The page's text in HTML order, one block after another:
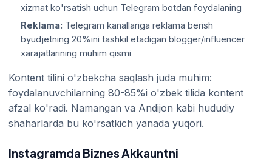
xizmat ko'rsatish uchun Telegram botdan foydalaning
Reklama: Telegram kanallariga reklama berish
byudjetning 20%ini tashkil etadigan blogger/influencer
xarajatlarining muhim qismi
Kontent tilini o'zbekcha saqlash juda muhim:
foydalanuvchilarning 80-85%i o'zbek tilida kontent
afzal ko'radi. Namangan va Andijon kabi hududiy
shaharlarda bu ko'rsatkich yanada yuqori.
Instagramda Biznes Akkauntni